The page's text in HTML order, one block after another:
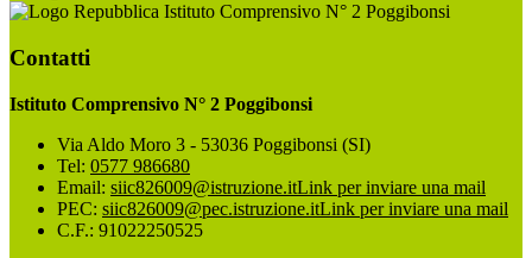
Istituto Comprensivo N° 2 Poggibonsi
Contatti
Istituto Comprensivo N° 2 Poggibonsi
Via Aldo Moro 3 - 53036 Poggibonsi (SI)
Tel: 0577 986680
Email: siic826009@istruzione.itLink per inviare una mail
PEC: siic826009@pec.istruzione.itLink per inviare una mail
C.F.: 91022250525